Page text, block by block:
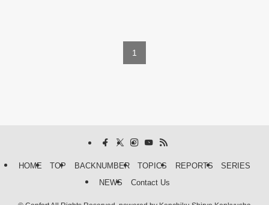
1
HOME TOP BACKNUMBER TOPICS REPORTS
SERIES
NEWS
Contact Us